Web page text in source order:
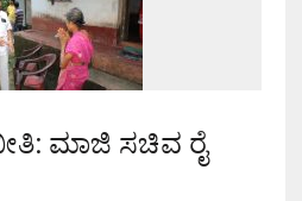
ಮಾಜಿ ಸಚಿವ ರೈ